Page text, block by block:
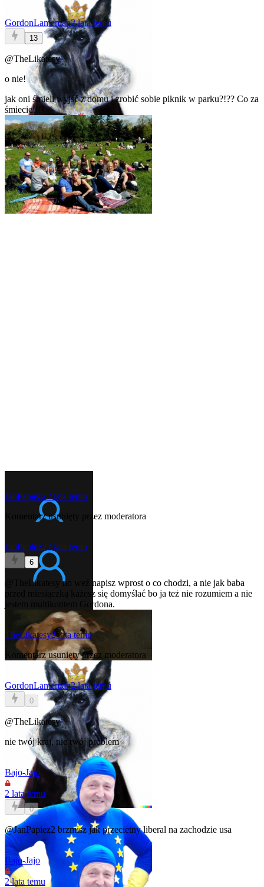
GordonLameman2 lata temu
13
@TheLikatesy
o nie!
jak oni śmieli wyjść z domu i zrobić sobie piknik w parku?!?? Co za
śmiecie!!!!
JanPapiez22 lata temu
Komentarz usunięty przez moderatora
JanPapiez22 lata temu
6
@TheLikatesy
no weź napisz wprost o co chodzi, a nie jak baba
przed miesiączką każesz się domyślać bo ja też nie rozumiem a nie
jestem multikontem Gordona.
TheLikatesy2 lata temu
Komentarz usunięty przez moderatora
GordonLameman2 lata temu
0
@TheLikatesy
nie twój kraj, nie twój problem
Bajo-Jajo
2 lata temu
0
@JanPapiez2 brzmisz jak przecietny liberal na zachodzie usa
Bajo-Jajo
2 lata temu